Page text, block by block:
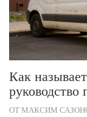
Как
ОТ МАКСИМ